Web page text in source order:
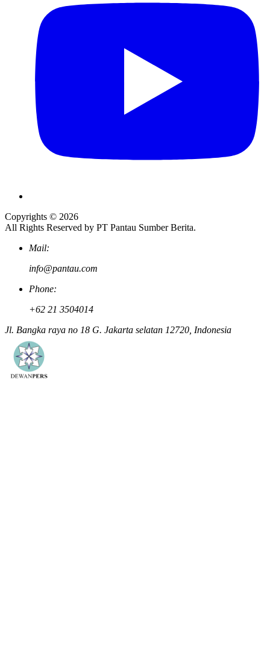
Copyrights © 2026
All Rights Reserved by PT Pantau Sumber Berita.
Mail:
info@pantau.com
Phone:
+62 21 3504014
Jl. Bangka raya no 18 G. Jakarta selatan 12720, Indonesia